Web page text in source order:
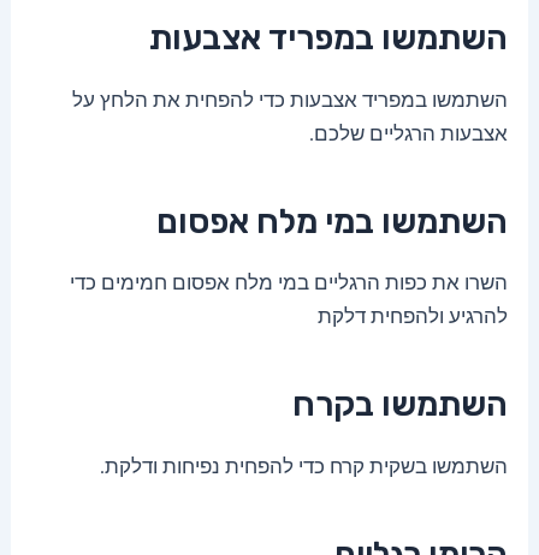
השתמשו במפריד אצבעות
השתמשו במפריד אצבעות כדי להפחית את הלחץ על
אצבעות הרגליים שלכם.
השתמשו במי מלח אפסום
השרו את כפות הרגליים במי מלח אפסום חמימים כדי
להרגיע ולהפחית דלקת
השתמשו בקרח
השתמשו בשקית קרח כדי להפחית נפיחות ודלקת.